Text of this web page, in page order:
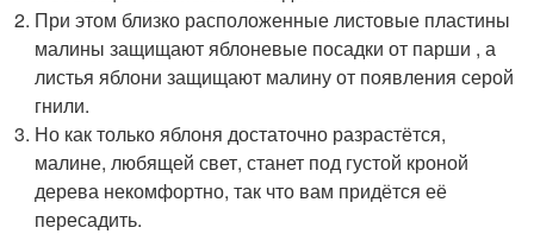
При этом близко расположенные листовые пластины
малины защищают яблоневые посадки от парши , а
листья яблони защищают малину от появления серой
гнили.
Но как только яблоня достаточно разрастётся,
малине, любящей свет, станет под густой кроной
дерева некомфортно, так что вам придётся её
пересадить.